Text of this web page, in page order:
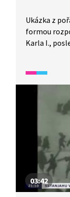
Ukázka z
formou
Karla I.,
A jakou roli
03:42